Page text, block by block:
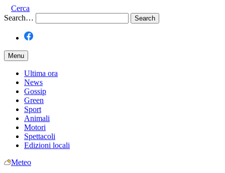
Cerca
Search…
Menu
Ultima ora
News
Gossip
Green
Sport
Animali
Motori
Spettacoli
Edizioni locali
Meteo